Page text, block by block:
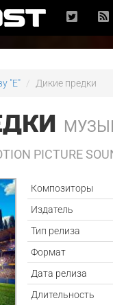
"E" Дикие предки
PICTURE
Композиторы
Издатель
Тип релиза
Формат
Дата релиза
Длительность